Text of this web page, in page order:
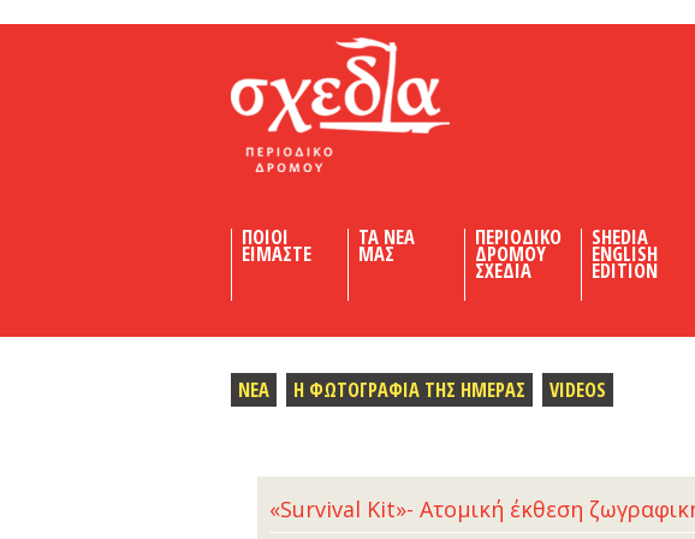
ΠΟΙΟΙ
ΕΙΜΑΣΤΕ
ΤΑ ΝΕΑ
ΜΑΣ
ΠΕΡΙΟΔΙΚΟ
ΔΡΟΜΟΥ
ΣΧΕΔΙΑ
SHEDIA
ENGLISH
EDITION
ΝΕΑ Η ΦΩΤΟΓΡΑΦΙΑ ΤΗΣ ΗΜΕΡΑΣ VIDEOS
«Survival Kit»- Ατομική έκθεση